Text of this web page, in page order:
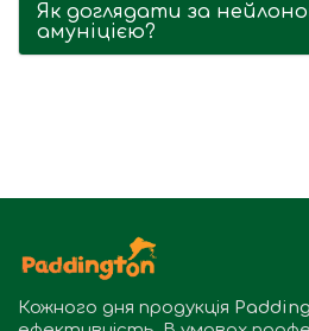
Як доглядати за
амуніцією?
Кожного дня продукція